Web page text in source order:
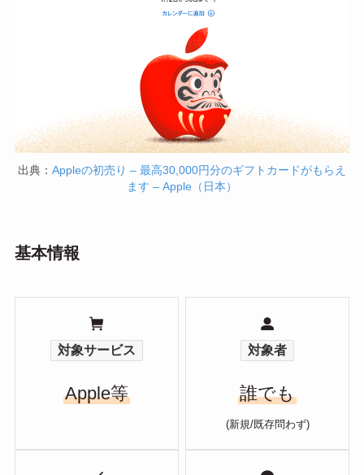
出典： Appleの初売り – 最高30,000円分のギフトカードがもらえ
ます – Apple（日本）
基本情報
対象サービス
Apple等
対象者
誰でも
(新規/既存問わず)